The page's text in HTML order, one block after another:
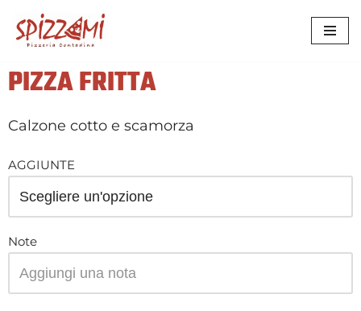
VAI
AL
CONTENUTO
PIZZA FRITTA
Calzone cotto e scamorza
AGGIUNTE
Note